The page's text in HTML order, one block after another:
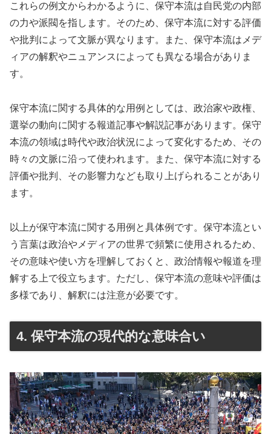
これらの例文からわかるように、保守本流は自民党の内部
の力や派閥を指します。そのため、保守本流に対する評価
や批判によって文脈が異なります。また、保守本流はメデ
ィアの解釈やニュアンスによっても異なる場合がありま
す。
保守本流に関する具体的な用例としては、政治家や政権、
選挙の動向に関する報道記事や解説記事があります。保守
本流の領域は時代や政治状況によって変化するため、その
時々の文脈に沿って使われます。また、保守本流に対する
評価や批判、その影響力なども取り上げられることがあり
ます。
以上が保守本流に関する用例と具体例です。保守本流とい
う言葉は政治やメディアの世界で頻繁に使用されるため、
その意味や使い方を理解しておくと、政治情報や報道を理
解する上で役立ちます。ただし、保守本流の意味や評価は
多様であり、解釈には注意が必要です。
4. 保守本流の現代的な意味合い